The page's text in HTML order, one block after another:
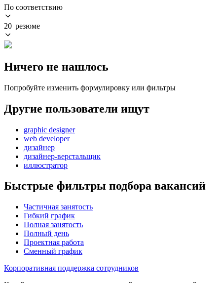
По соответствию
20 резюме
Ничего не нашлось
Попробуйте изменить формулировку или фильтры
Другие пользователи ищут
graphic designer
web developer
дизайнер
дизайнер-верстальщик
иллюстратор
Быстрые фильтры подбора вакансий
Частичная занятость
Гибкий график
Полная занятость
Полный день
Проектная работа
Сменный график
Корпоративная поддержка сотрудников